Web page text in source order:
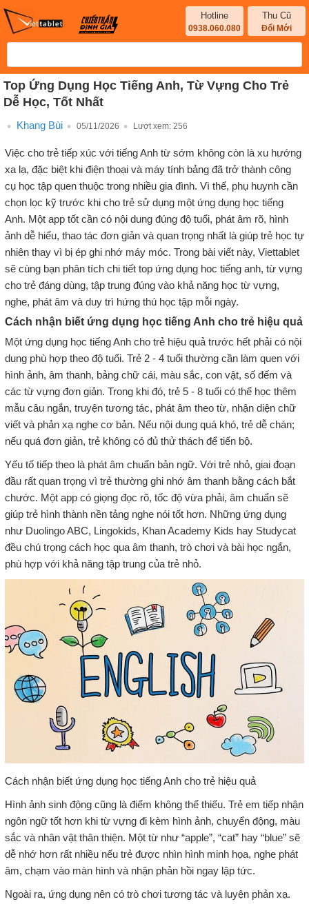
Hotline
0938.060.080
Thu Cũ
Đổi Mới
Top Ứng Dụng Học Tiếng Anh, Từ Vựng Cho Trẻ
Dễ Học, Tốt Nhất
Khang Bùi 05/11/2026 Lượt xem: 256
Việc cho trẻ tiếp xúc với tiếng Anh từ sớm không còn là xu hướng
xa lạ, đặc biệt khi điện thoại và máy tính bảng đã trở thành công
cụ học tập quen thuộc trong nhiều gia đình. Vì thế, phụ huynh cần
chọn lọc kỹ trước khi cho trẻ sử dụng một ứng dụng học tiếng
Anh. Một app tốt cần có nội dung đúng độ tuổi, phát âm rõ, hình
ảnh dễ hiểu, thao tác đơn giản và quan trọng nhất là giúp trẻ học tự
nhiên thay vì bị ép ghi nhớ máy móc. Trong bài viết này, Viettablet
sẽ cùng bạn phân tích chi tiết top ứng dụng hoc tiếng anh, từ vựng
cho trẻ đáng dùng, tập trung đúng vào khả năng học từ vựng,
nghe, phát âm và duy trì hứng thú học tập mỗi ngày.
Cách nhận biết ứng dụng học tiếng Anh cho trẻ hiệu quả
Một ứng dụng học tiếng Anh cho trẻ hiệu quả trước hết phải có nội
dung phù hợp theo độ tuổi. Trẻ 2 - 4 tuổi thường cần làm quen với
hình ảnh, âm thanh, bảng chữ cái, màu sắc, con vật, số đếm và
các từ vựng đơn giản. Trong khi đó, trẻ 5 - 8 tuổi có thể học thêm
mẫu câu ngắn, truyện tương tác, phát âm theo từ, nhận diện chữ
viết và phản xạ nghe cơ bản. Nếu nội dung quá khó, trẻ dễ chán;
nếu quá đơn giản, trẻ không có đủ thử thách để tiến bộ.
Yếu tố tiếp theo là phát âm chuẩn bản ngữ. Với trẻ nhỏ, giai đoạn
đầu rất quan trọng vì trẻ thường ghi nhớ âm thanh bằng cách bắt
chước. Một app có giọng đọc rõ, tốc độ vừa phải, âm chuẩn sẽ
giúp trẻ hình thành nền tảng nghe nói tốt hơn. Những ứng dụng
như Duolingo ABC, Lingokids, Khan Academy Kids hay Studycat
đều chú trọng cách học qua âm thanh, trò chơi và bài học ngắn,
phù hợp với khả năng tập trung của trẻ nhỏ.
Cách nhận biết ứng dụng học tiếng Anh cho trẻ hiệu quả
Hình ảnh sinh động cũng là điểm không thể thiếu. Trẻ em tiếp nhận
ngôn ngữ tốt hơn khi từ vựng đi kèm hình ảnh, chuyển động, màu
sắc và nhân vật thân thiện. Một từ như “apple”, “cat” hay “blue” sẽ
dễ nhớ hơn rất nhiều nếu trẻ được nhìn hình minh họa, nghe phát
âm, chạm vào màn hình và nhận phản hồi ngay lập tức.
Ngoài ra, ứng dụng nên có trò chơi tương tác và luyện phản xạ.